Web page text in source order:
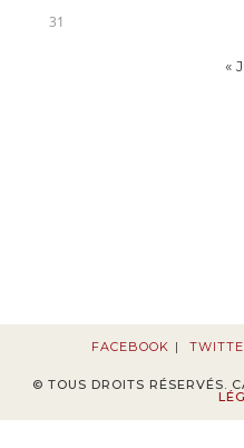
31
«
FACEBOOK
© TOUS DROITS RÉSERVÉS.